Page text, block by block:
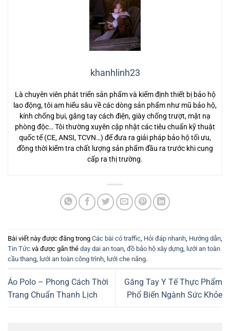
khanhlinh23
Là chuyên viên phát triển sản phẩm và kiểm định thiết bị bảo hộ
lao động, tôi am hiểu sâu về các dòng sản phẩm như mũ bảo hộ,
kính chống bụi, găng tay cách điện, giày chống trượt, mặt nạ
phòng độc… Tôi thường xuyên cập nhật các tiêu chuẩn kỹ thuật
quốc tế (CE, ANSI, TCVN…) để đưa ra giải pháp bảo hộ tối ưu,
đồng thời kiểm tra chất lượng sản phẩm đầu ra trước khi cung
cấp ra thị trường.
Bài viết này được đăng trong Các bài có traffic Hỏi đáp nhanh Hướng dẫn
Tin Tức và được gắn thẻ day dai an toan đồ bảo hộ xây dựng lưới an toàn
cầu thang lưới an toàn công trình lưới che nắng.
Áo Polo – Phong Cách Thời
Trang Chuẩn Thanh Lịch
Găng Tay Y Tế Thực Phẩm
Phổ Biến Ngành Sức Khỏe